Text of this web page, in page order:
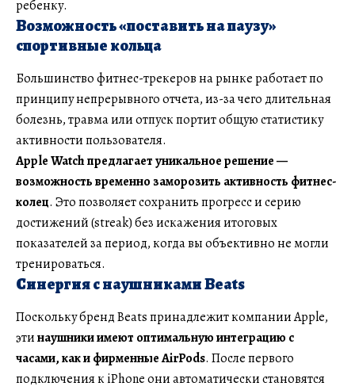
ребенку.
Возможность «поставить на паузу»
спортивные кольца
Большинство фитнес-трекеров на рынке работает по
принципу непрерывного отчета, из-за чего длительная
болезнь, травма или отпуск портит общую статистику
активности пользователя.
Apple Watch предлагает уникальное решение —
возможность временно заморозить активность фитнес-
колец. Это позволяет сохранить прогресс и серию
достижений (streak) без искажения итоговых
показателей за период, когда вы объективно не могли
тренироваться.
Синергия с наушниками Beats
Поскольку бренд Beats принадлежит компании Apple,
этинаушники имеют оптимальную интеграцию с
часами, как и фирменные AirPods. После первого
подключения к iPhone они автоматически становятся